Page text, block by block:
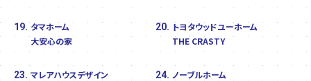
19. タマホーム
大安心の家
20. トヨタウッドユーホーム
THE CRASTY
23. マレアハウスデザイン
24. ノーブルホーム